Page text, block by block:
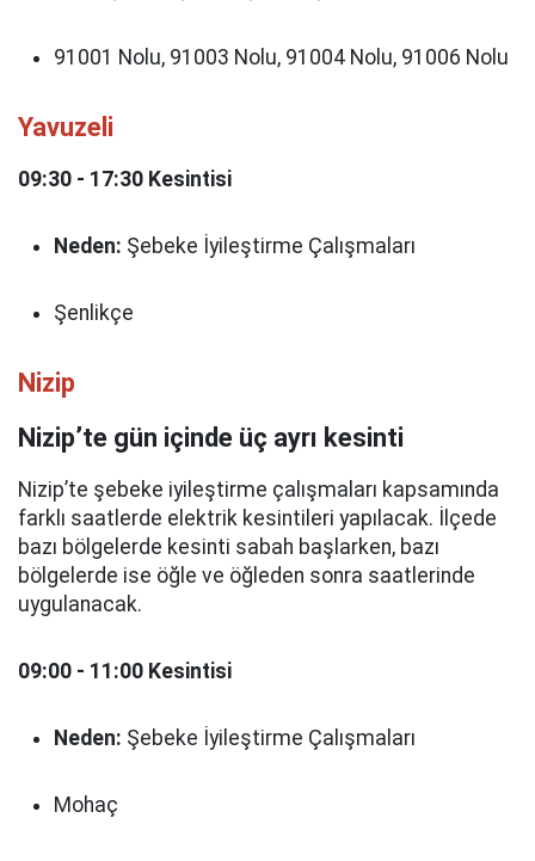
91001 Nolu, 91003 Nolu, 91004 Nolu, 91006 Nolu
Yavuzeli
09:30 - 17:30 Kesintisi
Neden: Şebeke İyileştirme Çalışmaları
Şenlikçe
Nizip
Nizip’te gün içinde üç ayrı kesinti
Nizip’te şebeke iyileştirme çalışmaları kapsamında
farklı saatlerde elektrik kesintileri yapılacak. İlçede
bazı bölgelerde kesinti sabah başlarken, bazı
bölgelerde ise öğle ve öğleden sonra saatlerinde
uygulanacak.
09:00 - 11:00 Kesintisi
Neden: Şebeke İyileştirme Çalışmaları
Mohaç